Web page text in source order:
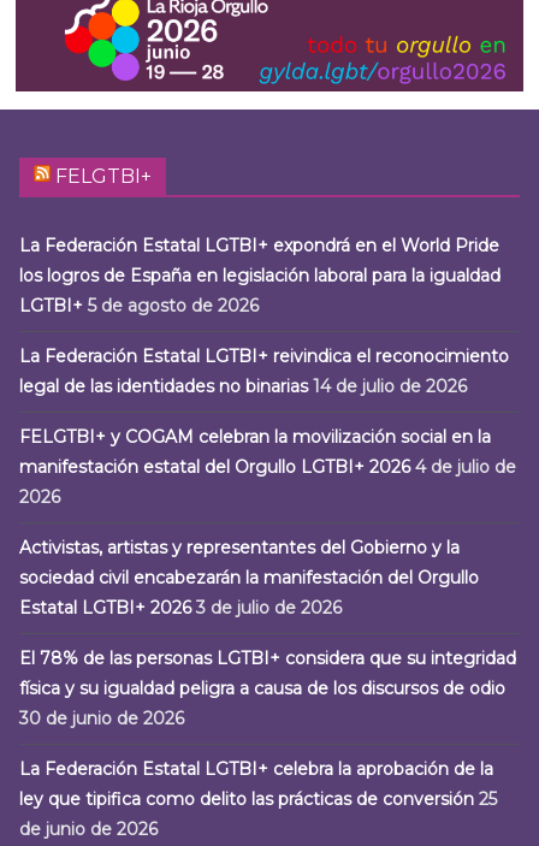
FELGTBI+
La Federación Estatal LGTBI+ expondrá en el World Pride
los logros de España en legislación laboral para la igualdad
LGTBI+ 5 de agosto de 2026
La Federación Estatal LGTBI+ reivindica el reconocimiento
legal de las identidades no binarias 14 de julio de 2026
FELGTBI+ y COGAM celebran la movilización social en la
manifestación estatal del Orgullo LGTBI+ 2026 4 de julio de
2026
Activistas, artistas y representantes del Gobierno y la
sociedad civil encabezarán la manifestación del Orgullo
Estatal LGTBI+ 2026 3 de julio de 2026
El 78% de las personas LGTBI+ considera que su integridad
física y su igualdad peligra a causa de los discursos de odio
30 de junio de 2026
La Federación Estatal LGTBI+ celebra la aprobación de la
ley que tipifica como delito las prácticas de conversión 25
de junio de 2026